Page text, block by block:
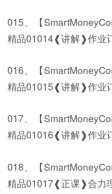
015、【
精品01014❰讲解❱作业
016、【
精品01015❰讲解❱作业
017、【
精品01016❰讲解❱作业
018、【
精品01017❰正课❱合力